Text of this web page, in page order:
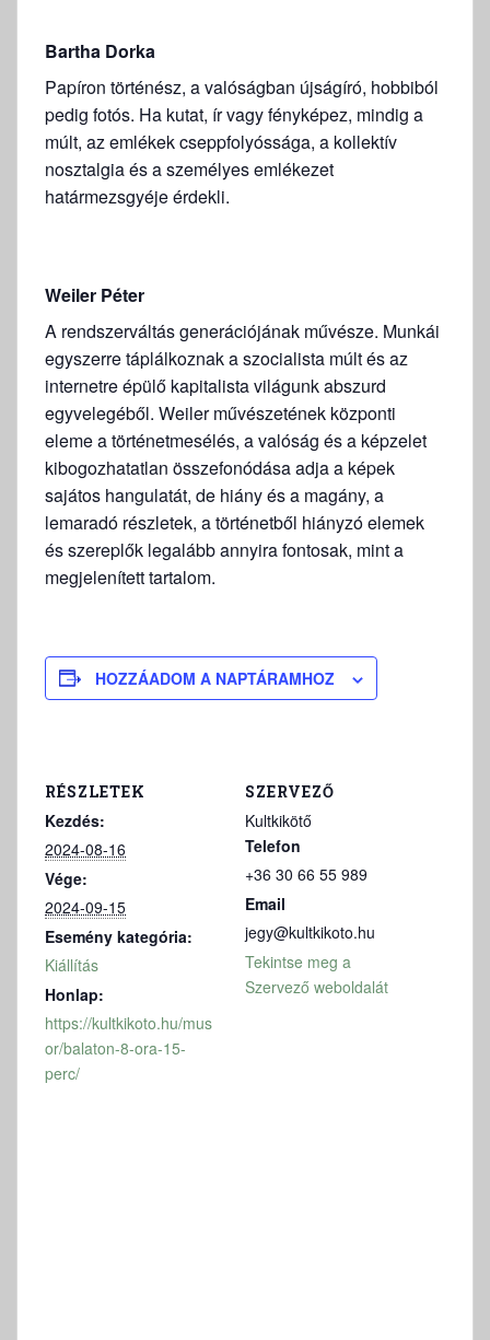
Bartha Dorka
Papíron történész, a valóságban újságíró, hobbiból
pedig fotós. Ha kutat, ír vagy fényképez, mindig a
múlt, az emlékek cseppfolyóssága, a kollektív
nosztalgia és a személyes emlékezet
határmezsgyéje érdekli.
Weiler Péter
A rendszerváltás generációjának művésze. Munkái
egyszerre táplálkoznak a szocialista múlt és az
internetre épülő kapitalista világunk abszurd
egyvelegéből. Weiler művészetének központi
eleme a történetmesélés, a valóság és a képzelet
kibogozhatatlan összefonódása adja a képek
sajátos hangulatát, de hiány és a magány, a
lemaradó részletek, a történetből hiányzó elemek
és szereplők legalább annyira fontosak, mint a
megjelenített tartalom.
HOZZÁADOM A NAPTÁRAMHOZ
RÉSZLETEK
Kezdés:
2024-08-16
Vége:
2024-09-15
Esemény kategória:
Kiállítás
Honlap:
https://kultkikoto.hu/mus
or/balaton-8-ora-15-
perc/
SZERVEZŐ
Kultkikötő
Telefon
+36 30 66 55 989
Email
jegy@kultkikoto.hu
Tekintse meg a
Szervező weboldalát